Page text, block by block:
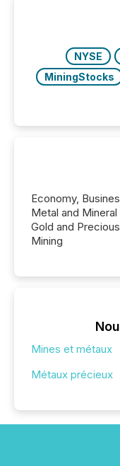
72-hour period.
actively
NYSE
MiningStocks
Economy,
Metal and Mineral
Gold and
Mining
Mines et métaux
Métaux précieux